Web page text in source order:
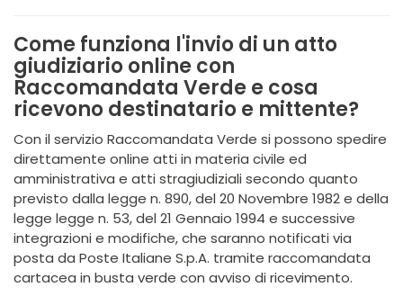
Come funziona l'invio di un atto
giudiziario online con
Raccomandata Verde e cosa
ricevono destinatario e mittente?
Con il servizio Raccomandata Verde si possono spedire
direttamente online atti in materia civile ed
amministrativa e atti stragiudiziali secondo quanto
previsto dalla legge n. 890, del 20 Novembre 1982 e della
legge legge n. 53, del 21 Gennaio 1994 e successive
integrazioni e modifiche, che saranno notificati via
posta da Poste Italiane S.p.A. tramite raccomandata
cartacea in busta verde con avviso di ricevimento.